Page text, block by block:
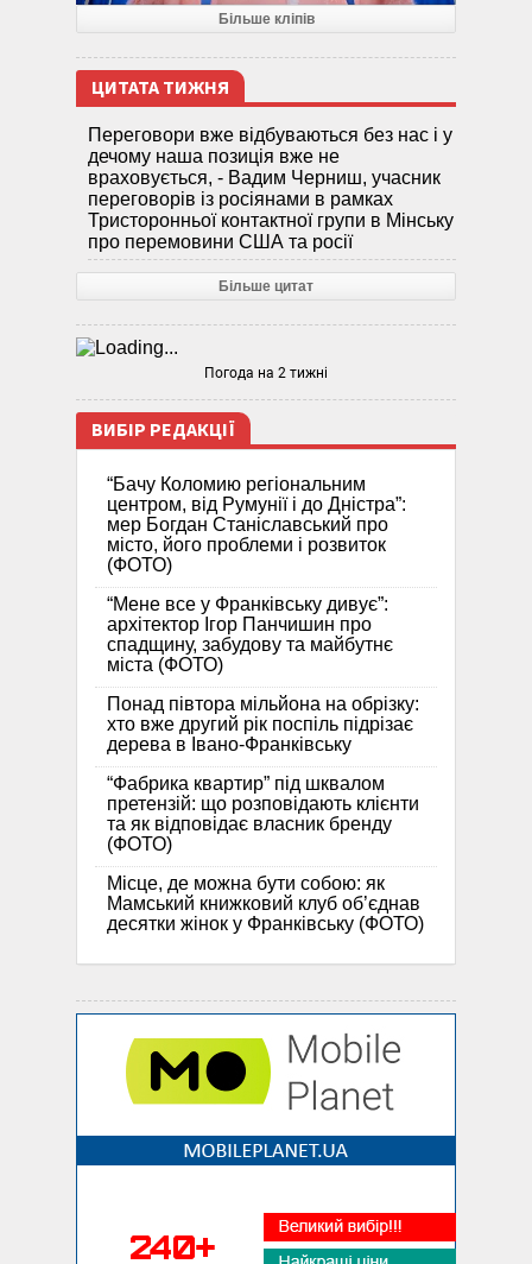
Більше кліпів
ЦИТАТА ТИЖНЯ
Переговори вже відбуваються без нас і у
дечому наша позиція вже не
враховується, - Вадим Черниш, учасник
переговорів із росіянами в рамках
Тристоронньої контактної групи в Мінську
про перемовини США та росії
Більше цитат
Погода на 2 тижні
ВИБІР РЕДАКЦІЇ
“Бачу Коломию регіональним
центром, від Румунії і до Дністра”:
мер Богдан Станіславський про
місто, його проблеми і розвиток
(ФОТО)
“Мене все у Франківську дивує”:
архітектор Ігор Панчишин про
спадщину, забудову та майбутнє
міста (ФОТО)
Понад півтора мільйона на обрізку:
хто вже другий рік поспіль підрізає
дерева в Івано-Франківську
“Фабрика квартир” під шквалом
претензій: що розповідають клієнти
та як відповідає власник бренду
(ФОТО)
Місце, де можна бути собою: як
Мамський книжковий клуб об’єднав
десятки жінок у Франківську (ФОТО)